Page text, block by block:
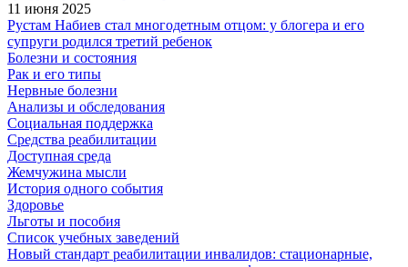
11 июня 2025
Рустам Набиев стал многодетным отцом: у блогера и его
супруги родился третий ребенок
Болезни и состояния
Рак и его типы
Нервные болезни
Анализы и обследования
Социальная поддержка
Средства реабилитации
Доступная среда
Жемчужина мысли
История одного события
Здоровье
Льготы и пособия
Список учебных заведений
Новый стандарт реабилитации инвалидов: стационарные,